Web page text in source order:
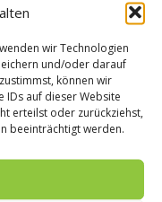
wir Technologien
und/oder darauf
können wir
IDs auf dieser Website
erteilst oder zurückziehst,
beeinträchtigt werden.
News
Genuss-
Sölden